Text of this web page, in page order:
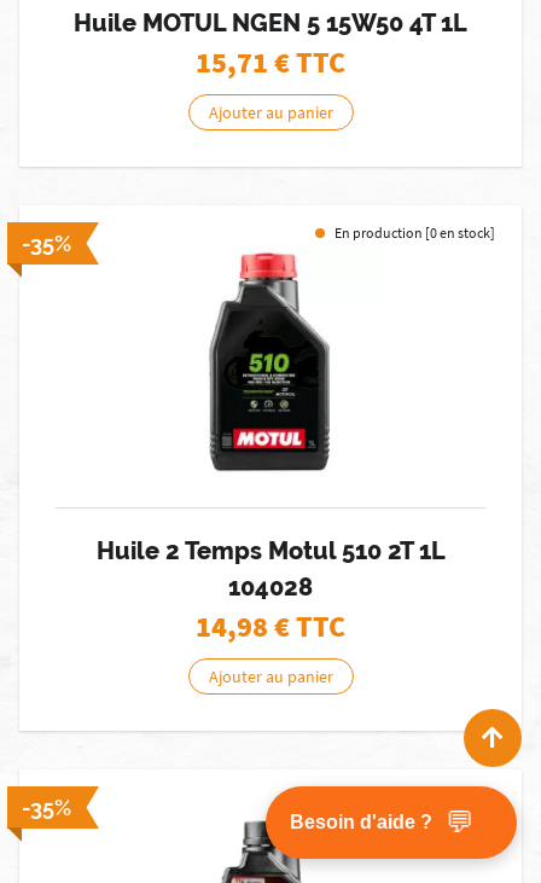
Huile MOTUL NGEN 5 15W50 4T 1L
15,71€ TTC
Ajouter au panier
-35% En production [0 en stock]
Huile 2 Temps Motul 510 2T 1L
104028
14,98€ TTC
Ajouter au panier
-35%
Besoin d'aide ? 💬